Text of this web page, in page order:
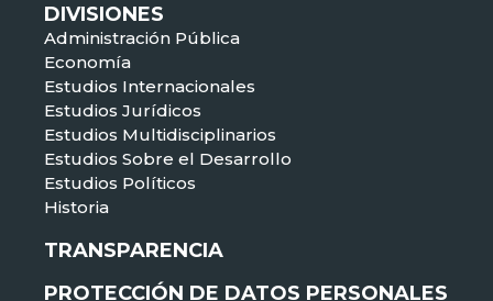
DIVISIONES
Administración Pública
Economía
Estudios Internacionales
Estudios Jurídicos
Estudios Multidisciplinarios
Estudios Sobre el Desarrollo
Estudios Políticos
Historia
TRANSPARENCIA
PROTECCIÓN DE DATOS PERSONALES